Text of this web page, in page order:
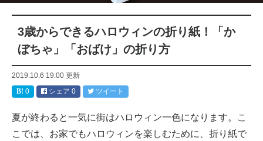
3歳からできるハロウィンの折り紙！「か
ぼちゃ」「おばけ」の折り方
2019.10.6 19:00 更新
0
シェア 0 ツイート
夏が終わると一気に街はハロウィン一色になります。こ
こでは、お家でもハロウィンを楽しむために、折り紙で